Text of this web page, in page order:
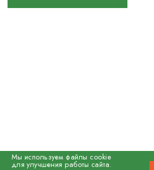
Мы используем файлы cookie
для улучшения работы сайта.